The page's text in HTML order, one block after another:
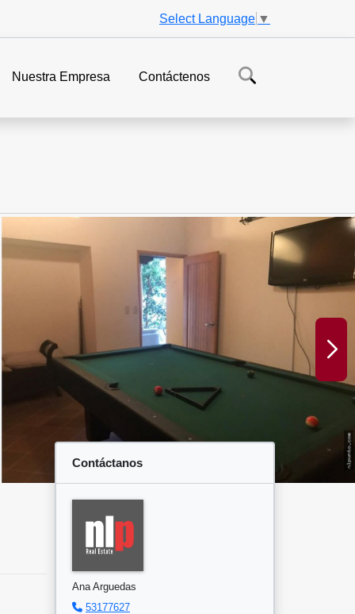
Select Language ▼
Nuestra Empresa Contáctenos
Contáctanos
Ana Arguedas
53177627